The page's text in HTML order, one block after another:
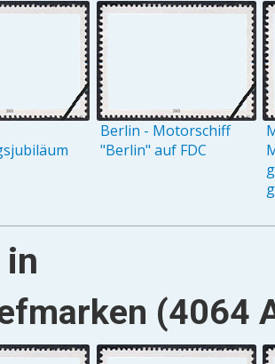
Berlin - Motorschiff
"Berlin" auf FDC
(4064